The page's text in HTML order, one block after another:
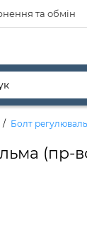
та обмін
Болт
(пр-